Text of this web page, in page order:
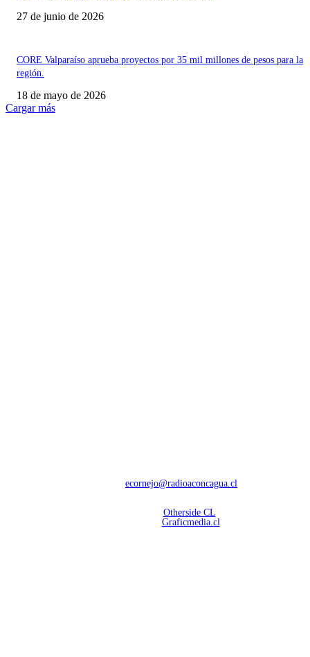
27 de junio de 2026
CORE Valparaíso aprueba proyectos por 35 mil millones de pesos para la
región.
18 de mayo de 2026
Cargar más
ecornejo@radioaconcagua.cl
Otherside CL
Graficmedia.cl